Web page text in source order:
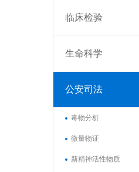
临床检验
生命科学
公安司法
毒物分析
微量物证
新精神活性物质